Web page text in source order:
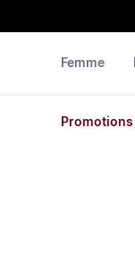
Femme
Promotions